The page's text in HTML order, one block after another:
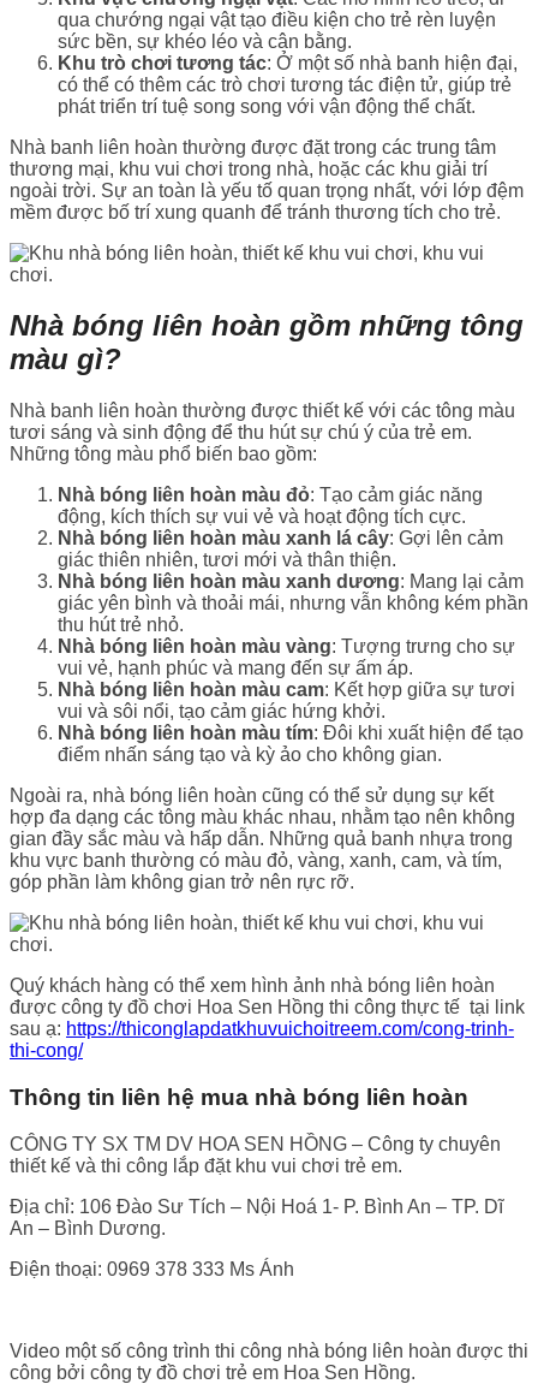
qua chướng ngại vật tạo điều kiện cho trẻ rèn luyện
sức bền, sự khéo léo và cân bằng.
Khu trò chơi tương tác: Ở một số nhà banh hiện đại,
có thể có thêm các trò chơi tương tác điện tử, giúp trẻ
phát triển trí tuệ song song với vận động thể chất.
Nhà banh liên hoàn thường được đặt trong các trung tâm
thương mại, khu vui chơi trong nhà, hoặc các khu giải trí
ngoài trời. Sự an toàn là yếu tố quan trọng nhất, với lớp đệm
mềm được bố trí xung quanh để tránh thương tích cho trẻ.
Nhà bóng liên hoàn gồm những tông
màu gì?
Nhà banh liên hoàn thường được thiết kế với các tông màu
tươi sáng và sinh động để thu hút sự chú ý của trẻ em.
Những tông màu phổ biến bao gồm:
Nhà bóng liên hoàn màu đỏ: Tạo cảm giác năng
động, kích thích sự vui vẻ và hoạt động tích cực.
Nhà bóng liên hoàn màu xanh lá cây: Gợi lên cảm
giác thiên nhiên, tươi mới và thân thiện.
Nhà bóng liên hoàn màu xanh dương: Mang lại cảm
giác yên bình và thoải mái, nhưng vẫn không kém phần
thu hút trẻ nhỏ.
Nhà bóng liên hoàn màu vàng: Tượng trưng cho sự
vui vẻ, hạnh phúc và mang đến sự ấm áp.
Nhà bóng liên hoàn màu cam: Kết hợp giữa sự tươi
vui và sôi nổi, tạo cảm giác hứng khởi.
Nhà bóng liên hoàn màu tím: Đôi khi xuất hiện để tạo
điểm nhấn sáng tạo và kỳ ảo cho không gian.
Ngoài ra, nhà bóng liên hoàn cũng có thể sử dụng sự kết
hợp đa dạng các tông màu khác nhau, nhằm tạo nên không
gian đầy sắc màu và hấp dẫn. Những quả banh nhựa trong
khu vực banh thường có màu đỏ, vàng, xanh, cam, và tím,
góp phần làm không gian trở nên rực rỡ.
Quý khách hàng có thể xem hình ảnh nhà bóng liên hoàn
được công ty đồ chơi Hoa Sen Hồng thi công thực tế tại link
sau ạ: https://thiconglapdatkhuvuichoitreem.com/cong-trinh-
thi-cong/
Thông tin liên hệ mua nhà bóng liên hoàn
CÔNG TY SX TM DV HOA SEN HỒNG – Công ty chuyên
thiết kế và thi công lắp đặt khu vui chơi trẻ em.
Địa chỉ: 106 Đào Sư Tích – Nội Hoá 1- P. Bình An – TP. Dĩ
An – Bình Dương.
Điện thoại: 0969 378 333 Ms Ánh
Video một số công trình thi công nhà bóng liên hoàn được thi
công bởi công ty đồ chơi trẻ em Hoa Sen Hồng.